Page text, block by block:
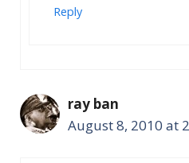
Reply
ray ban
August 8, 2010 at